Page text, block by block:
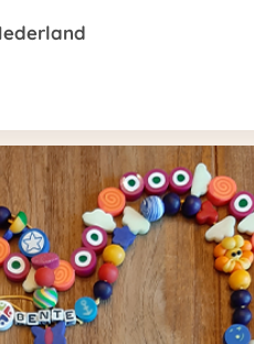
app
Kanjerketting sponsoren
